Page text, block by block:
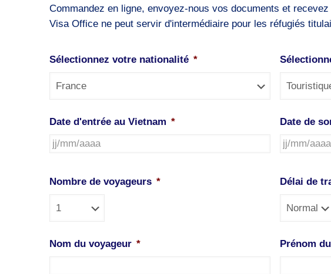
Commandez en ligne, envoyez-nous vos documents et
Visa Office ne peut servir d'intermédiaire pour les réfugiés
Sélectionnez votre nationalité *
Date d'entrée au Vietnam *
slash
slash
Date de
slash
slash
Nombre de voyageurs * Délai de
Nom du voyageur * Prénom